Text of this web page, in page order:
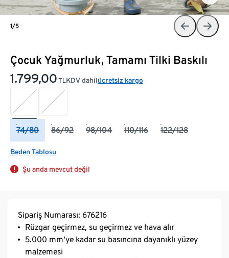
Çocuk Yağmurluk, Tamamı Tilki Baskılı
1.799,00 TL KDV dahilücretsiz kargo
74/80 86/92 98/104 110/116 122/128
Beden Tablosu
Şu anda mevcut değil
1/5
Sipariş Numarası: 676216
Rüzgar geçirmez, su geçirmez ve hava alır
5.000 mm'ye kadar su basıncına dayanıklı yüzey
malzemesi